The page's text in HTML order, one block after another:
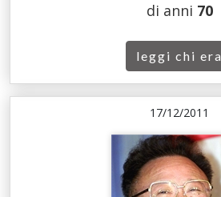
di anni 70
leggi chi era
17/12/2011